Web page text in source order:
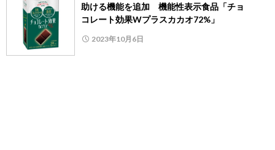
助ける機能を追加 機能性表示食品「チョ
コレート効果Wプラスカカオ72%」
2023年10月6日